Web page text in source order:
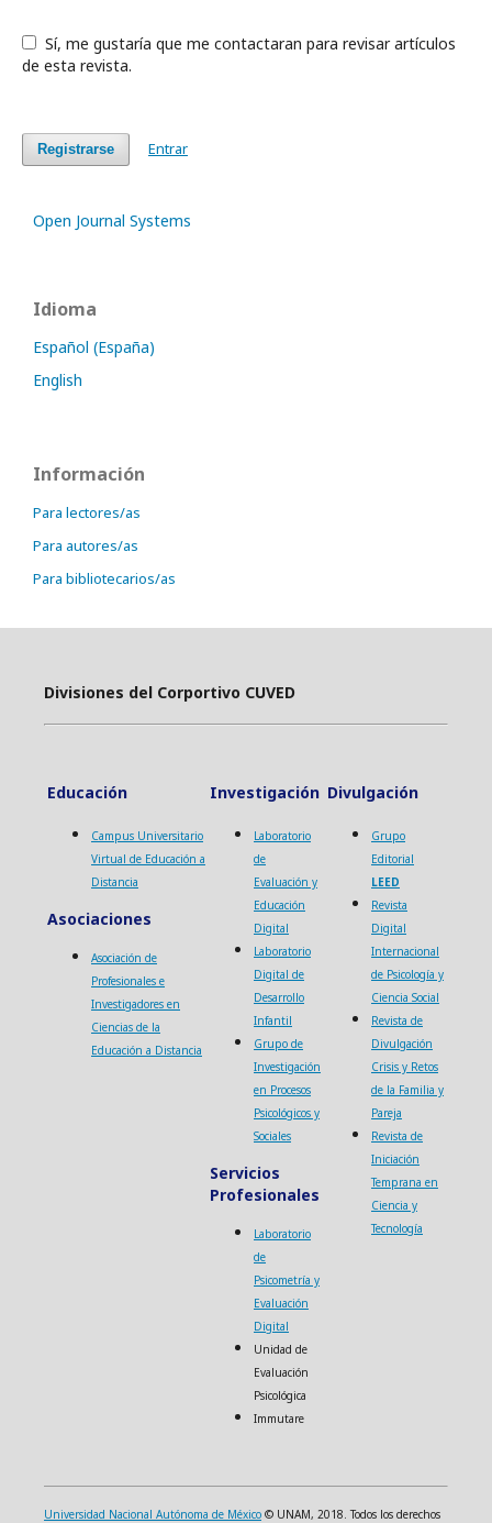
de esta revista.
Registrarse Entrar
Open Journal Systems
Idioma
Español (España)
English
Información
Para lectores/as
Para autores/as
Para bibliotecarios/as
Divisiones del Corportivo CUVED
Educación Investigación Divulgación
Campus Universitario
Virtual de Educación a
Distancia
Asociaciones
Asociación de
Profesionales e
Investigadores en
Ciencias de la
Educación a Distancia
Laboratorio
de
Evaluación y
Educación
Digital
Laboratorio
Digital de
Desarrollo
Infantil
Grupo de
Investigación
en Procesos
Psicológicos y
Sociales
Servicios
Profesionales
Laboratorio
de
Psicometría y
Evaluación
Digital
Unidad de
Evaluación
Psicológica
Immutare
Grupo
Editorial
LEED
Revista
Digital
Internacional
de Psicología y
Ciencia Social
Revista de
Divulgación
Crisis y Retos
de la Familia y
Pareja
Revista de
Iniciación
Temprana en
Ciencia y
Tecnología
Universidad Nacional Autónoma de México © UNAM, 2018. Todos los derechos